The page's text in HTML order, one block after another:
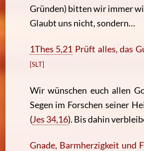
Gründen) bitten wir immer
Glaubt uns nicht, sondern…
1Thes 5,21 Prüft alles, das
[SLT]
Wir wünschen euch allen
Segen im Forschen seiner
(Jes 34,16). Bis dahin
Gnade, Barmherzigkeit und